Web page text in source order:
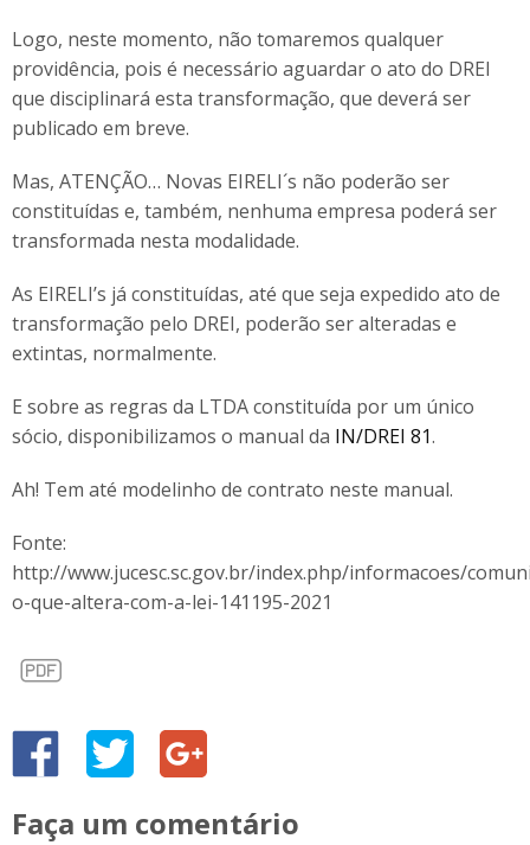
Logo, neste momento, não tomaremos qualquer
providência, pois é necessário aguardar o ato do DREI
que disciplinará esta transformação, que deverá ser
publicado em breve.
Mas, ATENÇÃO… Novas EIRELI´s não poderão ser
constituídas e, também, nenhuma empresa poderá ser
transformada nesta modalidade.
As EIRELI’s já constituídas, até que seja expedido ato de
transformação pelo DREI, poderão ser alteradas e
extintas, normalmente.
E sobre as regras da LTDA constituída por um único
sócio, disponibilizamos o manual da IN/DREI 81.
Ah! Tem até modelinho de contrato neste manual.
Fonte:
http://www.jucesc.sc.gov.br/index.php/informacoes/
o-que-altera-com-a-lei-141195-2021
Faça um comentário